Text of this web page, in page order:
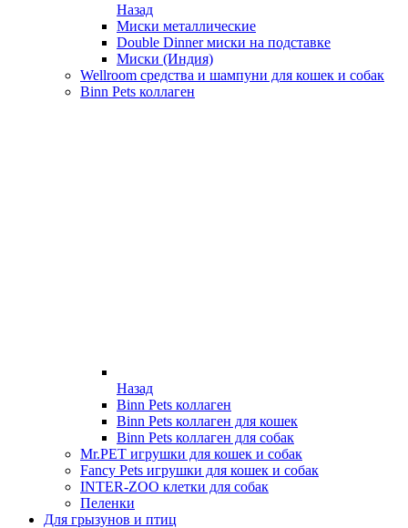
Назад
Миски металлические
Double Dinner миски на подставке
Миски (Индия)
Wellroom средства и шампуни для кошек и собак
Binn Pets коллаген
Назад
Binn Pets коллаген
Binn Pets коллаген для кошек
Binn Pets коллаген для собак
Mr.PET игрушки для кошек и собак
Fancy Pets игрушки для кошек и собак
INTER-ZOO клетки для собак
Пеленки
Для грызунов и птиц